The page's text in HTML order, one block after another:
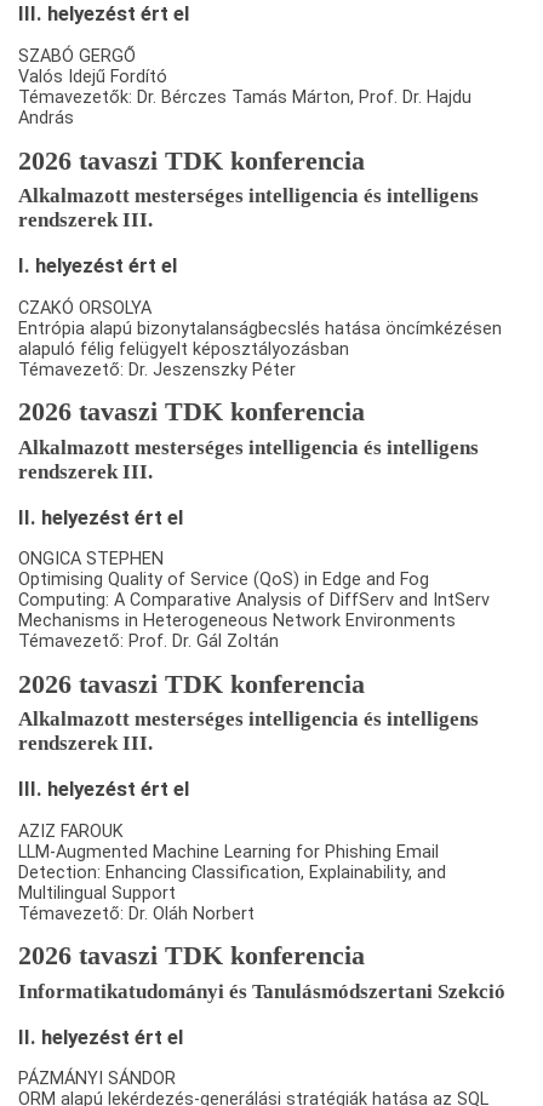
III. helyezést ért el
SZABÓ GERGŐ
Valós Idejű Fordító
Témavezetők: Dr. Bérczes Tamás Márton, Prof. Dr. Hajdu
András
2026 tavaszi TDK konferencia
Alkalmazott mesterséges intelligencia és intelligens
rendszerek III.
I. helyezést ért el
CZAKÓ ORSOLYA
Entrópia alapú bizonytalanságbecslés hatása öncímkézésen
alapuló félig felügyelt képosztályozásban
Témavezető: Dr. Jeszenszky Péter
2026 tavaszi TDK konferencia
Alkalmazott mesterséges intelligencia és intelligens
rendszerek III.
II. helyezést ért el
ONGICA STEPHEN
Optimising Quality of Service (QoS) in Edge and Fog
Computing: A Comparative Analysis of DiffServ and IntServ
Mechanisms in Heterogeneous Network Environments
Témavezető: Prof. Dr. Gál Zoltán
2026 tavaszi TDK konferencia
Alkalmazott mesterséges intelligencia és intelligens
rendszerek III.
III. helyezést ért el
AZIZ FAROUK
LLM-Augmented Machine Learning for Phishing Email
Detection: Enhancing Classification, Explainability, and
Multilingual Support
Témavezető: Dr. Oláh Norbert
2026 tavaszi TDK konferencia
Informatikatudományi és Tanulásmódszertani Szekció
II. helyezést ért el
PÁZMÁNYI SÁNDOR
ORM alapú lekérdezés-generálási stratégiák hatása az SQL